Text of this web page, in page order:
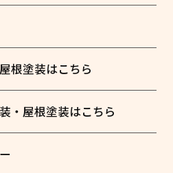
根塗装はこちら
・屋根塗装はこちら